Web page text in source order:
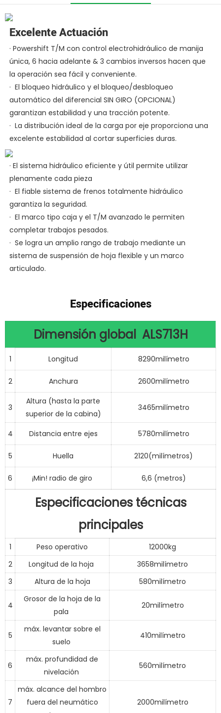
Excelente Actuación
· Powershift T/M con control electrohidráulico de manija
única, 6 hacia adelante & 3 cambios inversos hacen que
la operación sea fácil y conveniente.
· El bloqueo hidráulico y el bloqueo/desbloqueo
automático del diferencial SIN GIRO (OPCIONAL)
garantizan estabilidad y una tracción potente.
· La distribución ideal de la carga por eje proporciona una
excelente estabilidad al cortar superficies duras.
· El sistema hidráulico eficiente y útil permite utilizar
plenamente cada pieza
· El fiable sistema de frenos totalmente hidráulico
garantiza la seguridad.
· El marco tipo caja y el T/M avanzado le permiten
completar trabajos pesados.
· Se logra un amplio rango de trabajo mediante un
sistema de suspensión de hoja flexible y un marco
articulado.
Especificaciones
Dimensión global ALS713H
1 Longitud 8290milímetro
2 Anchura 2600milímetro
3
Altura (hasta la parte
superior de la cabina)
3465milímetro
4 Distancia entre ejes 5780milímetro
5 Huella 2120(milímetros)
6 ¡Min! radio de giro 6,6 (metros)
Especificaciones técnicas
principales
1 Peso operativo
12000kg
2
Longitud de la hoja
3658milímetro
3
Altura de la hoja 580milímetro
4
Grosor de la hoja de la
pala
20milímetro
5
máx. levantar sobre el
suelo
410milímetro
6
máx. profundidad de
nivelación
560milímetro
7
máx. alcance del hombro
fuera del neumático
2000milímetro